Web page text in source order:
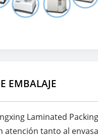
EMBALAJE
Laminated
atención tanto al